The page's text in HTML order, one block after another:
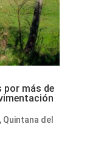
por más de
, Quintana del